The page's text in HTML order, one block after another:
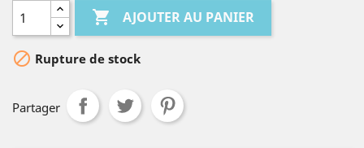
 AJOUTER AU PANIER
 Rupture de stock
Partager